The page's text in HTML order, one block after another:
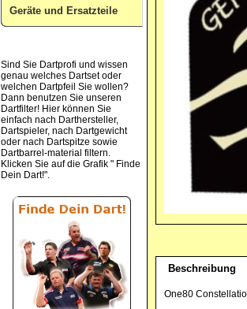
Geräte und Ersatzteile
Sind Sie Dartprofi und wissen
genau welches Dartset oder
welchen Dartpfeil Sie wollen?
Dann benutzen Sie unseren
Dartfilter! Hier können Sie
einfach nach Darthersteller,
Dartspieler, nach Dartgewicht
oder nach Dartspitze sowie
Dartbarrel-material filtern.
Klicken Sie auf die Grafik " Finde
Dein Dart!".
Beschreibung
One80